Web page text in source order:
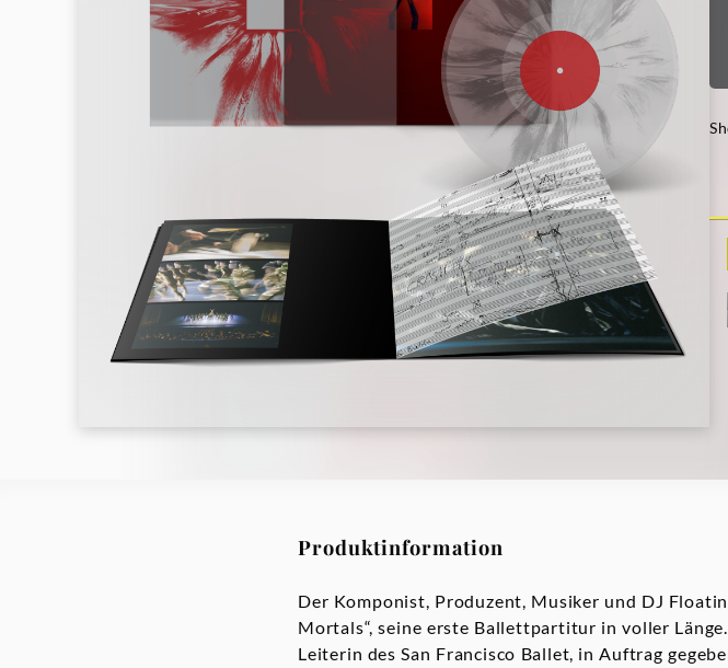
Produktinformation
Der Komponist, Produzent, Musiker und DJ
Mortals“, seine erste Ballettpartitur in voller
Leiterin des San Francisco Ballet, in Auftrag